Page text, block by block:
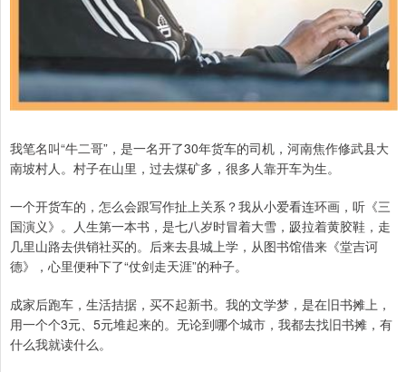
我笔名叫“牛二哥”，是一名开了30年货车的司机，河南焦作修武县大
南坡村人。村子在山里，过去煤矿多，很多人靠开车为生。
一个开货车的，怎么会跟写作扯上关系？我从小爱看连环画，听《三
国演义》。人生第一本书，是七八岁时冒着大雪，趿拉着黄胶鞋，走
几里山路去供销社买的。后来去县城上学，从图书馆借来《堂吉诃
德》，心里便种下了“仗剑走天涯”的种子。
成家后跑车，生活拮据，买不起新书。我的文学梦，是在旧书摊上，
用一个个3元、5元堆起来的。无论到哪个城市，我都去找旧书摊，有
什么我就读什么。